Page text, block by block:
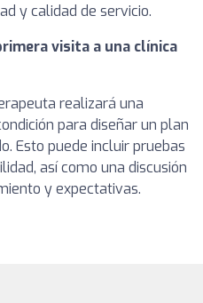
y calidad de servicio.
visita a una clínica
realizará una
para diseñar un plan
Esto puede incluir pruebas
así como una discusión
y expectativas.